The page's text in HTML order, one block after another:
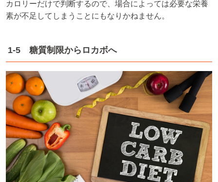
カロリーだけで判断するので、場合によっては必要な栄養
素が不足してしまうことにもなりかねません。
1-5 糖質制限からロカボへ